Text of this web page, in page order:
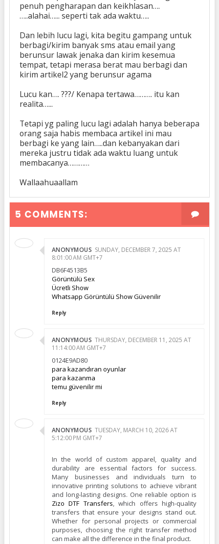
penuh pengharapan dan keikhlasan….
…..alahai…... seperti tak ada waktu…..
Dan lebih lucu lagi, kita begitu gampang untuk
berbagi/kirim banyak sms atau email yang
berunsur lawak jenaka dan kirim kesemua
tempat, tetapi merasa berat mau berbagi dan
kirim artikel2 yang berunsur agama
Lucu kan…. ???/ Kenapa tertawa………. itu kan
realita…...
Tetapi yg paling lucu lagi adalah hanya beberapa
orang saja habis membaca artikel ini mau
berbagi ke yang lain…..dan kebanyakan dari
mereka justru tidak ada waktu luang untuk
membacanya…………
Wallaahuaallam
5 COMMENTS:
ANONYMOUS SUNDAY, DECEMBER 7, 2025 AT
8:01:00 AM GMT+7
DB6F4513B5
Görüntülü Sex
Ücretli Show
Whatsapp Görüntülü Show Güvenilir
Reply
ANONYMOUS THURSDAY, DECEMBER 11, 2025 AT
11:14:00 AM GMT+7
0124E9AD80
para kazandıran oyunlar
para kazanma
temu güvenilir mi
Reply
ANONYMOUS TUESDAY, MARCH 10, 2026 AT
5:12:00 PM GMT+7
In the world of custom apparel, quality and
durability are essential factors for success.
Many businesses and individuals turn to
innovative printing solutions to achieve vibrant
and long-lasting designs. One reliable option is
Zizo DTF Transfers, which offers high-quality
transfers that ensure your designs stand out.
Whether for personal projects or commercial
purposes, choosing the right transfer method
can make all the difference in the final product.